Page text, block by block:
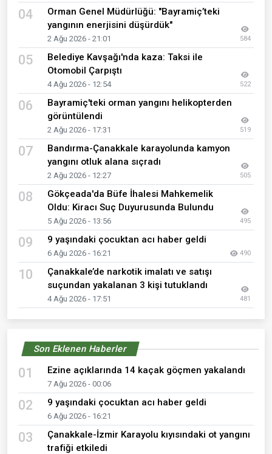
04
Orman Genel Müdürlüğü: "Bayramiç’teki
yangının enerjisini düşürdük"
2 Ağu 2026 - 21:01 584
05
Belediye Kavşağı'nda kaza: Taksi ile
Otomobil Çarpıştı
4 Ağu 2026 - 12:54 522
06
Bayramiç'teki orman yangını helikopterden
görüntülendi
2 Ağu 2026 - 17:31 519
07
Bandırma-Çanakkale karayolunda kamyon
yangını otluk alana sıçradı
2 Ağu 2026 - 12:27 505
08
Gökçeada'da Büfe İhalesi Mahkemelik
Oldu: Kiracı Suç Duyurusunda Bulundu
5 Ağu 2026 - 13:56 495
09 9 yaşındaki çocuktan acı haber geldi
6 Ağu 2026 - 16:21 490
10
Çanakkale’de narkotik imalatı ve satışı
suçundan yakalanan 3 kişi tutuklandı
4 Ağu 2026 - 17:51 481
Son Eklenen Haberler
01 Ezine açıklarında 14 kaçak göçmen yakalandı
7 Ağu 2026 - 00:06
02 9 yaşındaki çocuktan acı haber geldi
6 Ağu 2026 - 16:21
03
Çanakkale-İzmir Karayolu kıyısındaki ot yangını
trafiği etkiledi